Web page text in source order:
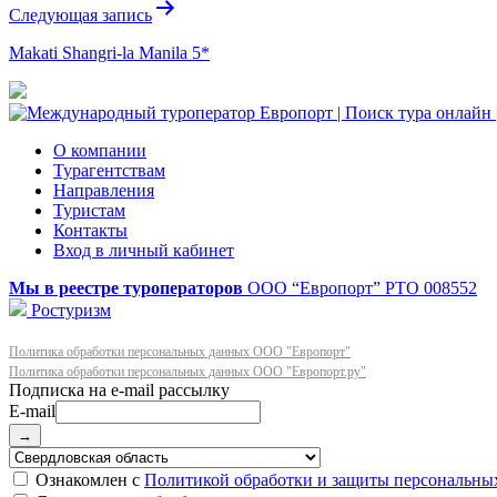
Следующая запись
Makati Shangri-la Manila 5*
О компании
Турагентствам
Направления
Туристам
Контакты
Вход в личный кабинет
Мы в реестре туроператоров ООО “Европорт” РТО 008552
Ростуризм
Политика обработки персональных данных ООО "Европорт"
Политика обработки персональных данных ООО "Европорт.ру"
E-mail
→
Ознакомлен с Политикой обработки и защиты